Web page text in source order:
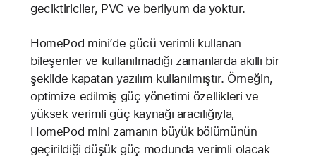
geciktiriciler, PVC ve berilyum da yoktur.
HomePod mini’de gücü verimli kullanan
bileşenler ve kullanılmadığı zamanlarda akıllı bir
şekilde kapatan yazılım kullanılmıştır. Örneğin,
optimize edilmiş güç yönetimi özellikleri ve
yüksek verimli güç kaynağı aracılığıyla,
HomePod mini zamanın büyük bölümünün
geçirildiği düşük güç modunda verimli olacak